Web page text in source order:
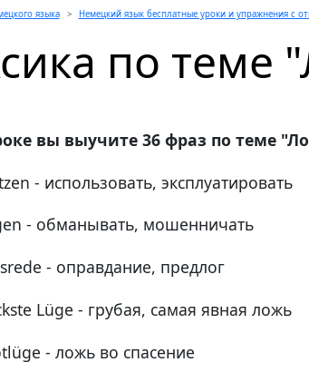
языка Немецкий язык бесплатные уроки и упражнения с
по теме
вы выучите 36 фраз по теме
- использовать, эксплуатировать
- обманывать, мошенничать
- оправдание, предлог
Lüge - грубая, самая явная ложь
- ложь во спасение